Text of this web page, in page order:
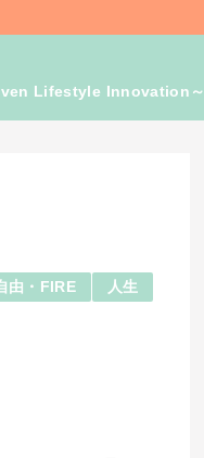
Lifestyle Innovation～
由・FIRE 人生